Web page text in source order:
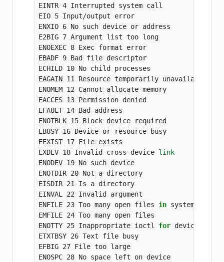
EINTR 4 Interrupted system call
EIO 5 Input/output error
ENXIO 6 No such device or address
E2BIG 7 Argument list too long
ENOEXEC 8 Exec format error
EBADF 9 Bad file descriptor
ECHILD 10 No child processes
EAGAIN 11 Resource temporarily unavailable
ENOMEM 12 Cannot allocate memory
EACCES 13 Permission denied
EFAULT 14 Bad address
ENOTBLK 15 Block device required
EBUSY 16 Device or resource busy
EEXIST 17 File exists
EXDEV 18 Invalid cross-device
ENODEV 19 No such device
ENOTDIR 20 Not a directory
EISDIR 21 Is a directory
EINVAL 22 Invalid argument
ENFILE 23 Too many open files in system
EMFILE 24 Too many open files
ENOTTY 25 Inappropriate ioctl for device
ETXTBSY 26 Text file busy
EFBIG 27 File too large
ENOSPC 28 No space left on device